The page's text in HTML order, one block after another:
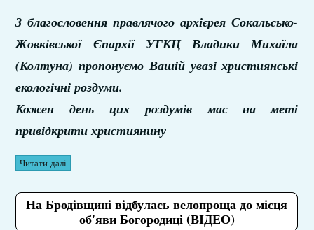
З благословення правлячого архієрея Сокальсько-
Жовківської Єпархії УГКЦ Владики Михаїла
(Колтуна) пропонуємо Вашій увазі християнські
екологічні роздуми.
Кожен день цих роздумів має на меті
привідкрити християнину
Читати далі
На Бродівщині відбулась велопроща до місця
об'яви Богородиці (ВІДЕО)